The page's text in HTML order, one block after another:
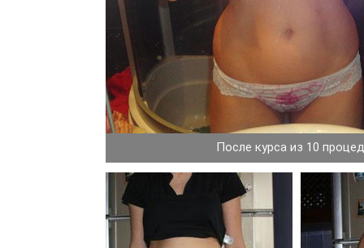
После курса из 10